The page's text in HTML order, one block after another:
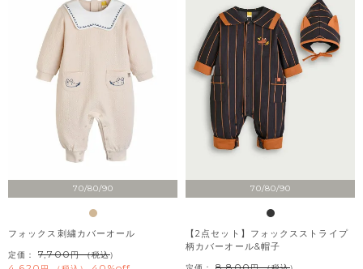
70/80/90
フォックス刺繍カバーオール
定価： 7,700 （税込）
70/80/90
【2点セット】フォックスストライプ
柄カバーオール&帽子